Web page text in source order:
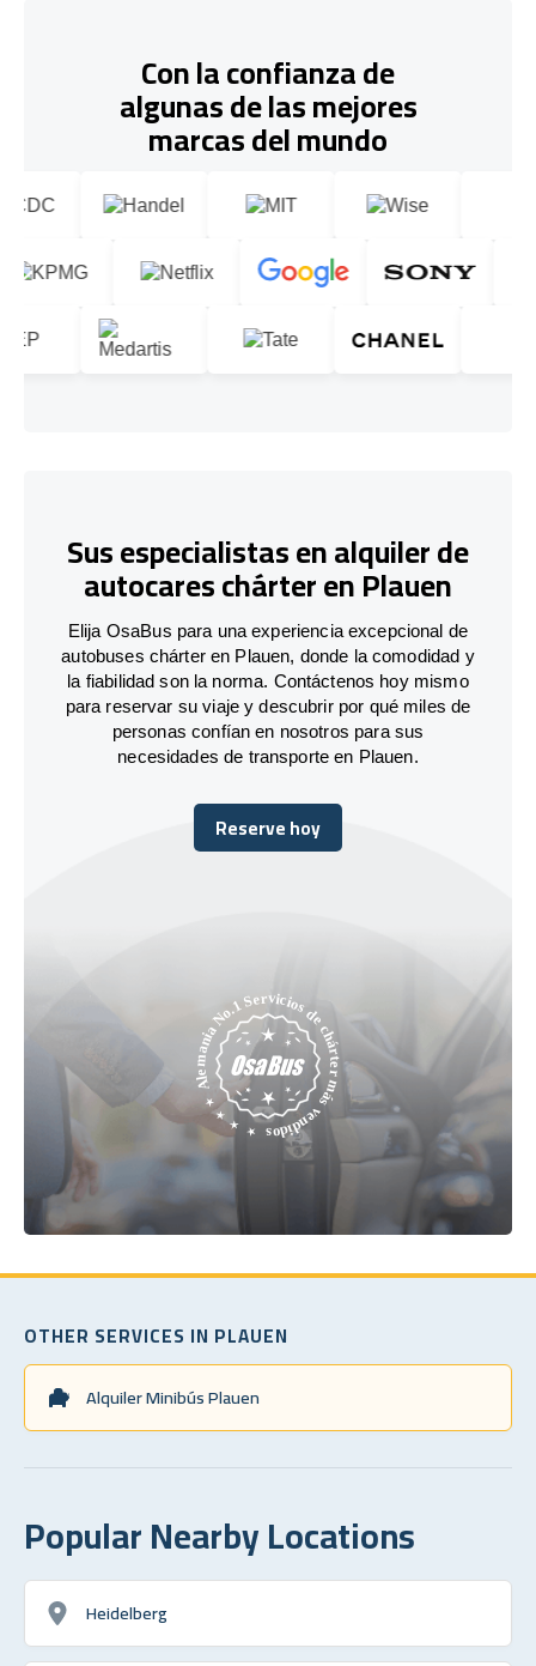
Con la confianza de
algunas de las mejores
marcas del mundo
Sus especialistas en alquiler de
autocares chárter en Plauen
Elija OsaBus para una experiencia excepcional de
autobuses chárter en Plauen, donde la comodidad y
la fiabilidad son la norma. Contáctenos hoy mismo
para reservar su viaje y descubrir por qué miles de
personas confían en nosotros para sus
necesidades de transporte en Plauen.
Reserve hoy
Reserve hoy
OTHER SERVICES IN PLAUEN
Alquiler Minibús Plauen
Popular Nearby Locations
Heidelberg